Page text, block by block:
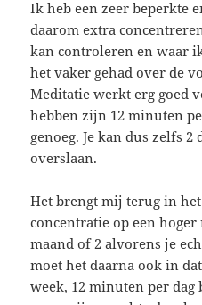
Ik heb een zeer beperkte
daarom extra
kan controleren en waar
het vaker gehad over de
Meditatie werkt erg goed
hebben zijn 12 minuten
genoeg. Je kan dus zelfs 2
overslaan.
Het brengt mij terug in
concentratie op een
maand of 2 alvorens je
moet het daarna ook in
week, 12 minuten per